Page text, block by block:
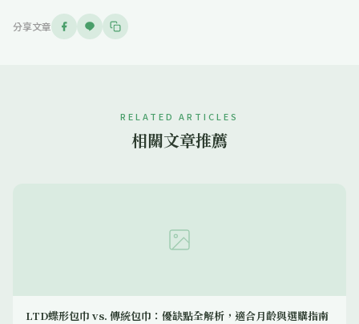
分享文章
RELATED ARTICLES
相關文章推薦
LTD蝶形包巾 vs. 傳統包巾：優缺點全解析，適合月齡與選購指南